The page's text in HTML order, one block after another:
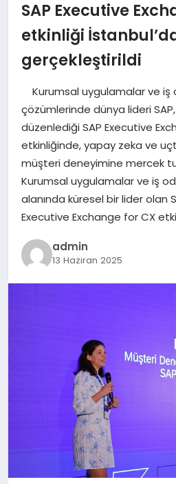
SPOR
TEKNOLOJİ
SAĞLIK
MAGAZİN
EĞİTİM
SAP Executive
etkinliği
gerçekleştirildi
Kurumsal uygulamalar ve iş
çözümlerinde dünya lideri
düzenlediği SAP Executive
etkinliğinde, yapay zeka ve
müşteri deneyimine mercek
Kurumsal uygulamalar ve iş
alanında küresel bir lider olan
Executive Exchange for CX
admin
13 Haziran 2025